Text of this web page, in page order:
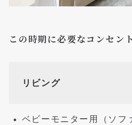
この時期に必要なコンセント
リビング
ベビーモニター用（ソフ